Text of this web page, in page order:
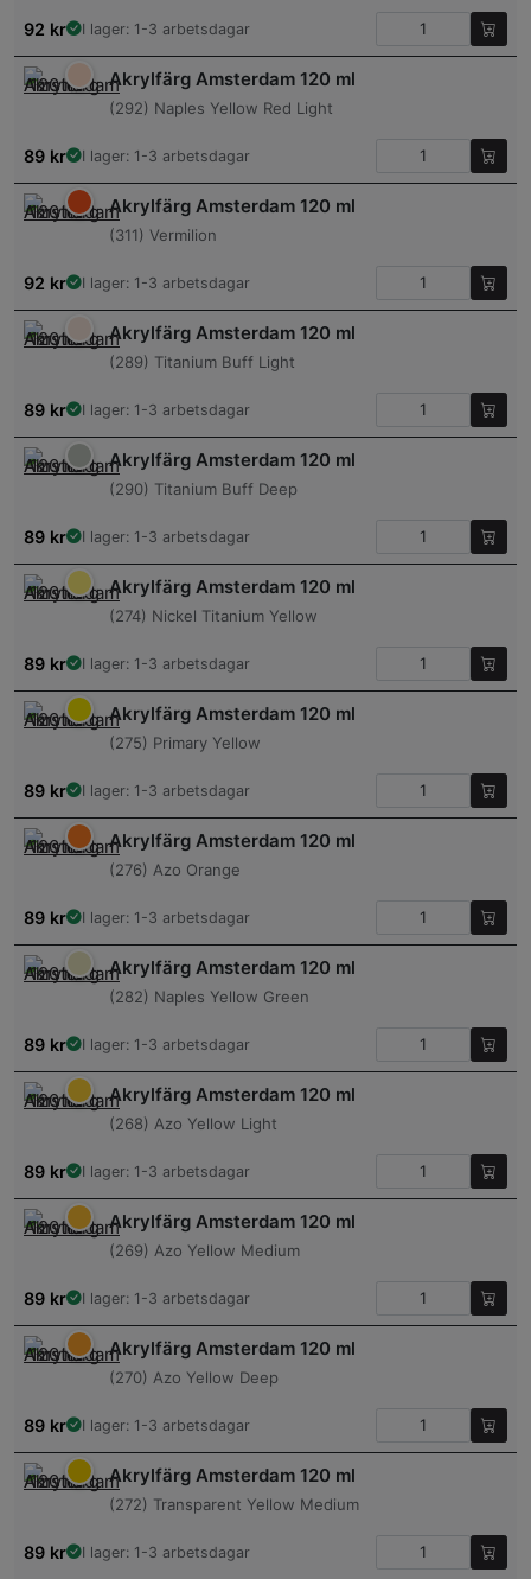
92 kr I lager: 1-3 arbetsdagar
Akrylfärg Amsterdam 120 ml
(292) Naples Yellow Red Light
89 kr I lager: 1-3 arbetsdagar
Akrylfärg Amsterdam 120 ml
(311) Vermilion
92 kr I lager: 1-3 arbetsdagar
Akrylfärg Amsterdam 120 ml
(289) Titanium Buff Light
89 kr I lager: 1-3 arbetsdagar
Akrylfärg Amsterdam 120 ml
(290) Titanium Buff Deep
89 kr I lager: 1-3 arbetsdagar
Akrylfärg Amsterdam 120 ml
(274) Nickel Titanium Yellow
89 kr I lager: 1-3 arbetsdagar
Akrylfärg Amsterdam 120 ml
(275) Primary Yellow
89 kr I lager: 1-3 arbetsdagar
Akrylfärg Amsterdam 120 ml
(276) Azo Orange
89 kr I lager: 1-3 arbetsdagar
Akrylfärg Amsterdam 120 ml
(282) Naples Yellow Green
89 kr I lager: 1-3 arbetsdagar
Akrylfärg Amsterdam 120 ml
(268) Azo Yellow Light
89 kr I lager: 1-3 arbetsdagar
Akrylfärg Amsterdam 120 ml
(269) Azo Yellow Medium
89 kr I lager: 1-3 arbetsdagar
Akrylfärg Amsterdam 120 ml
(270) Azo Yellow Deep
89 kr I lager: 1-3 arbetsdagar
Akrylfärg Amsterdam 120 ml
(272) Transparent Yellow Medium
89 kr I lager: 1-3 arbetsdagar